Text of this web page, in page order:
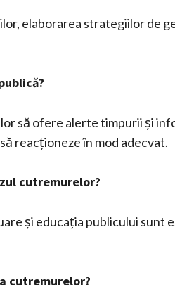
elaborarea strategiilor de
să ofere alerte timpurii și
reacționeze în mod adecvat.
cutremurelor?
și educația publicului sunt
cutremurelor?